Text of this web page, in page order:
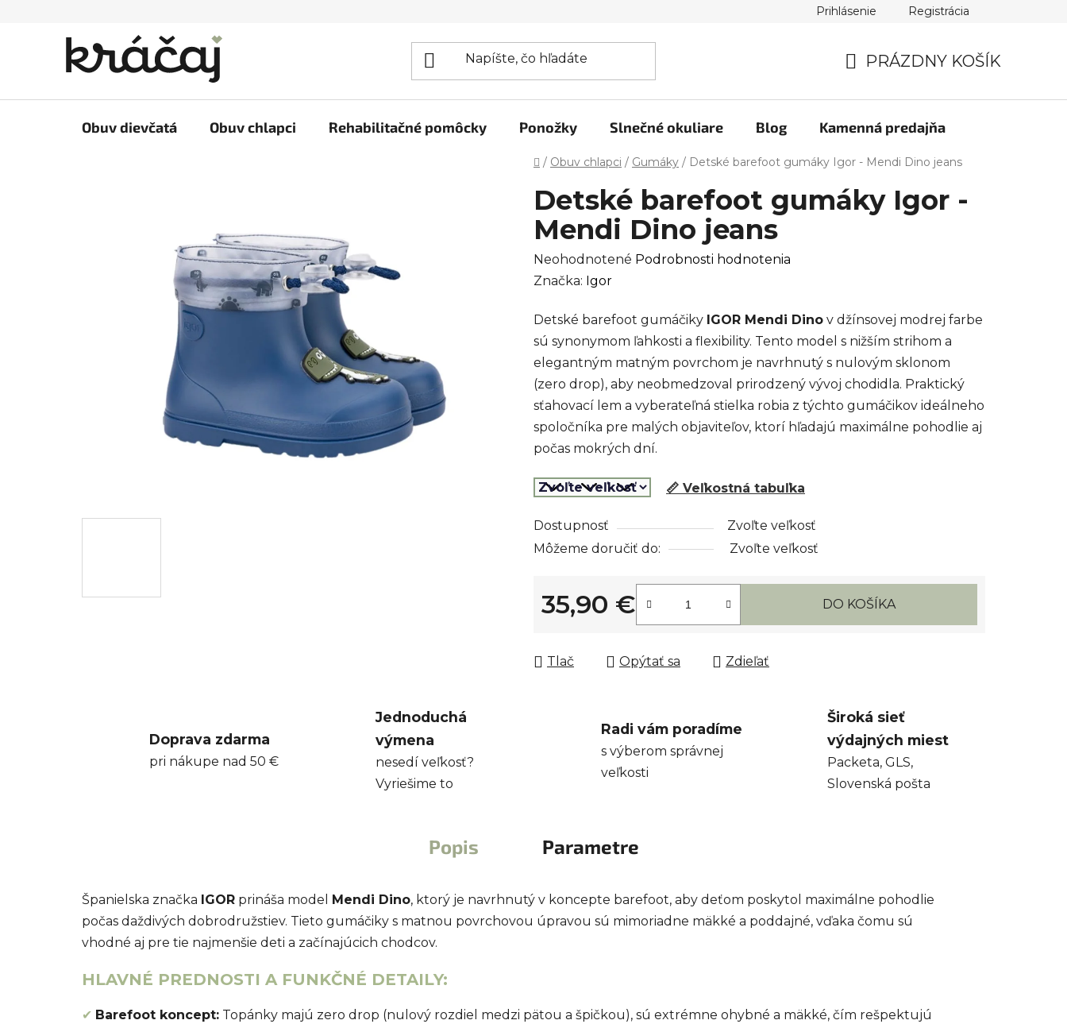
Prihlásenie Registrácia
KOŠÍK
PRÁZDNY KOŠÍK
Obuv dievčatá Obuv chlapci Rehabilitačné pomôcky Ponožky Slnečné okuliare Blog Kamenná predajňa
Domov
/ Obuv chlapci / Gumáky / Detské barefoot gumáky Igor - Mendi Dino jeans
Detské barefoot gumáky Igor -
Mendi Dino jeans
Priemerné
hodnotenie
je
0,0
z
5
hviezdičiek.
Neohodnotené Podrobnosti hodnotenia
Značka: Igor
Detské barefoot gumáčiky IGOR Mendi Dino v džínsovej modrej farbe
sú synonymom ľahkosti a flexibility. Tento model s nižším strihom a
elegantným matným povrchom je navrhnutý s nulovým sklonom
(zero drop), aby neobmedzoval prirodzený vývoj chodidla. Praktický
sťahovací lem a vyberateľná stielka robia z týchto gumáčikov ideálneho
spoločníka pre malých objaviteľov, ktorí hľadajú maximálne pohodlie aj
počas mokrých dní.
📏 Veľkostná tabuľka
Dostupnosť
Zvoľte veľkosť
Môžeme doručiť do:
Zvoľte veľkosť
35,90 €
Jednotková cena:
DO KOŠÍKA
Tlač Opýtať sa Zdieľať
Doprava zdarma
pri nákupe nad 50 €
Jednoduchá
výmena
nesedí veľkosť?
Vyriešime to
Radi vám poradíme
s výberom správnej
veľkosti
Široká sieť
výdajných miest
Packeta, GLS,
Slovenská pošta
Popis Parametre
Španielska značka IGOR prináša model Mendi Dino, ktorý je navrhnutý v koncepte barefoot, aby deťom poskytol maximálne pohodlie
počas daždivých dobrodružstiev. Tieto gumáčiky s matnou povrchovou úpravou sú mimoriadne mäkké a poddajné, vďaka čomu sú
vhodné aj pre tie najmenšie deti a začínajúcich chodcov.
HLAVNÉ PREDNOSTI A FUNKČNÉ DETAILY:
✔ Barefoot koncept: Topánky majú zero drop (nulový rozdiel medzi pätou a špičkou), sú extrémne ohybné a mäkké, čím rešpektujú